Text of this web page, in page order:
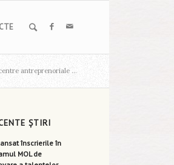
antreprenoriale ...
ȘTIRI
înscrierile în
MOL de